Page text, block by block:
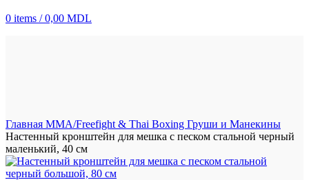
0 items / 0,00 MDL
Главная MMA/Freefight & Thai Boxing Груши и Манекины
Настенный кронштейн для мешка с песком стальной черный
маленький, 40 см